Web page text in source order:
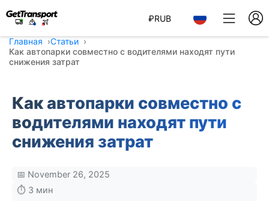
₽RUB
Главная
Статьи
Как автопарки совместно с водителями находят пути
снижения затрат
Как автопарки совместно с
водителями находят пути
снижения затрат
📅 November 26, 2025
⏱️ 3 мин